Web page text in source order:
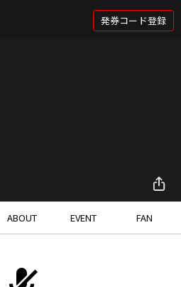
発券コード登録
ABOUT EVENT FAN